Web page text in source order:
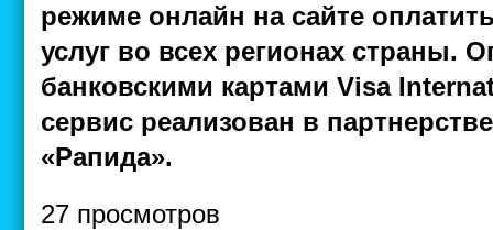
режиме онлайн на сайте
услуг во всех регионах страны.
банковскими картами Visa
сервис реализован в
«Рапида».
27 просмотров